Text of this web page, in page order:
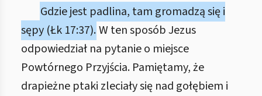
Gdzie jest padlina, tam gromadzą się i
sępy (Łk 17:37).W ten sposób Jezus
odpowiedział na pytanie o miejsce
Powtórnego Przyjścia. Pamiętamy, że
drapieżne ptaki zleciały się nad gołębiem i